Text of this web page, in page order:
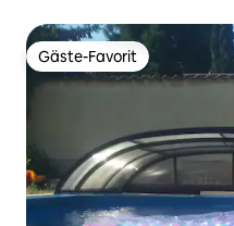
Gäste-Favorit
Gäste-Favorit